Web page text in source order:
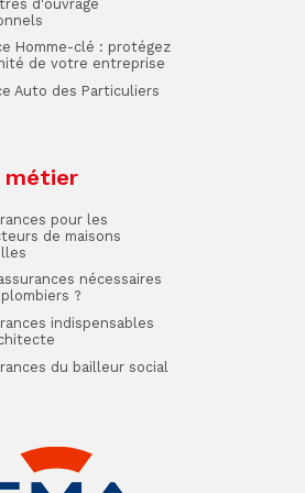
d'ouvrage
Homme-clé : protégez
de votre entreprise
Auto des Particuliers
métier
pour les
de maisons
nécessaires
?
indispensables
du bailleur social